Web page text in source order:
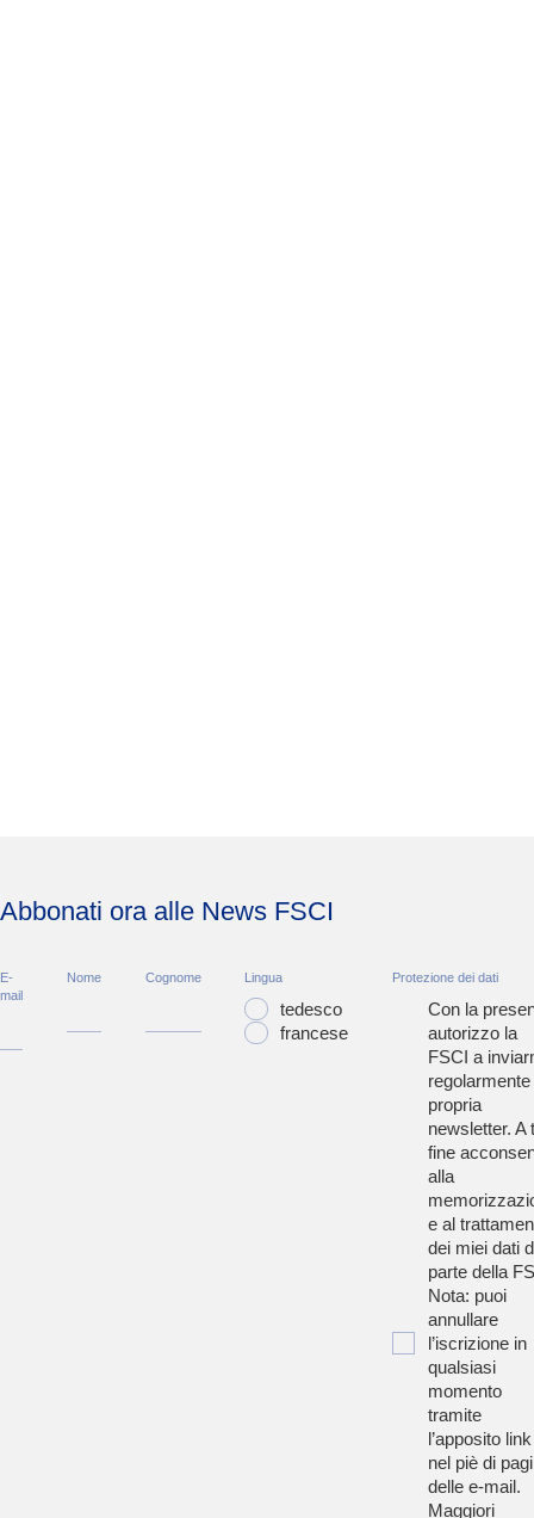
Abbonati ora alle News FSCI
E-
mail
Nome Cognome Lingua
tedesco
francese
Protezione dei dati
Con la
autorizzo la
FSCI a
regolarmente
propria
newsletter. A
fine
alla
e al
dei miei dati
parte della
Nota: puoi
annullare
l’iscrizione in
qualsiasi
momento
tramite
l’apposito link
nel piè di
delle e-mail.
Maggiori